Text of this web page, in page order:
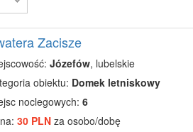
Zacisze
Józefów, lubelskie
obiektu: Domek letniskowy
noclegowych: 6
30 PLNza osobo/dobę